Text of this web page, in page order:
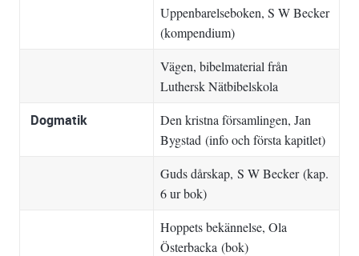
Uppenbarelseboken, S W Becker
(kompendium)
Vägen, bibelmaterial från
Luthersk Nätbibelskola
Dogmatik Den kristna församlingen, Jan
Bygstad (info och första kapitlet)
Guds dårskap, S W Becker (kap.
6 ur bok)
Hoppets bekännelse, Ola
Österbacka (bok)